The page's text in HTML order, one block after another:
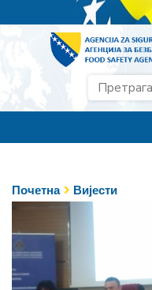
Почетна Вијести